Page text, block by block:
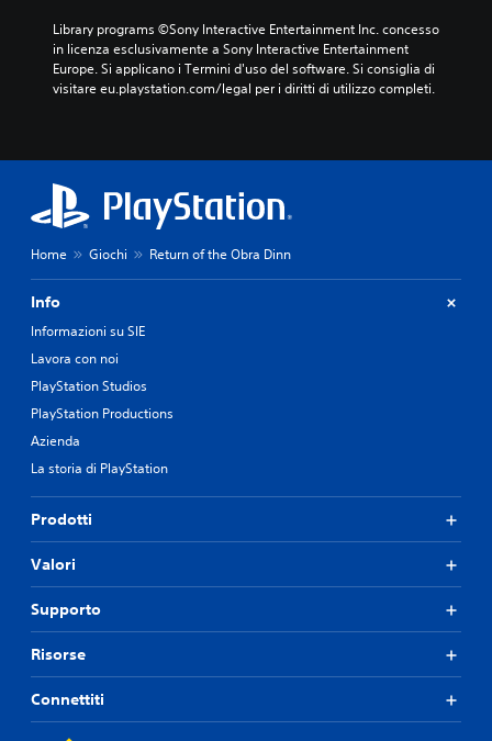
Library programs ©Sony Interactive Entertainment Inc. concesso
in licenza esclusivamente a Sony Interactive Entertainment
Europe. Si applicano i Termini d'uso del software. Si consiglia di
visitare eu.playstation.com/legal per i diritti di utilizzo completi.
Home Giochi Return of the Obra Dinn
Info
Informazioni su SIE
Lavora con noi
PlayStation Studios
PlayStation Productions
Azienda
La storia di PlayStation
Prodotti
Valori
Supporto
Risorse
Connettiti